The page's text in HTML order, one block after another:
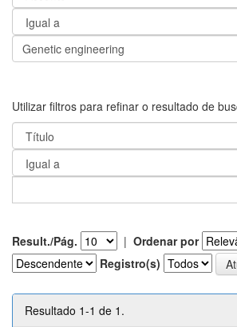
Utilizar filtros para refinar o resultado de
Result./Pág. | Ordenar por
Registro(s)
Resultado 1-1 de 1.